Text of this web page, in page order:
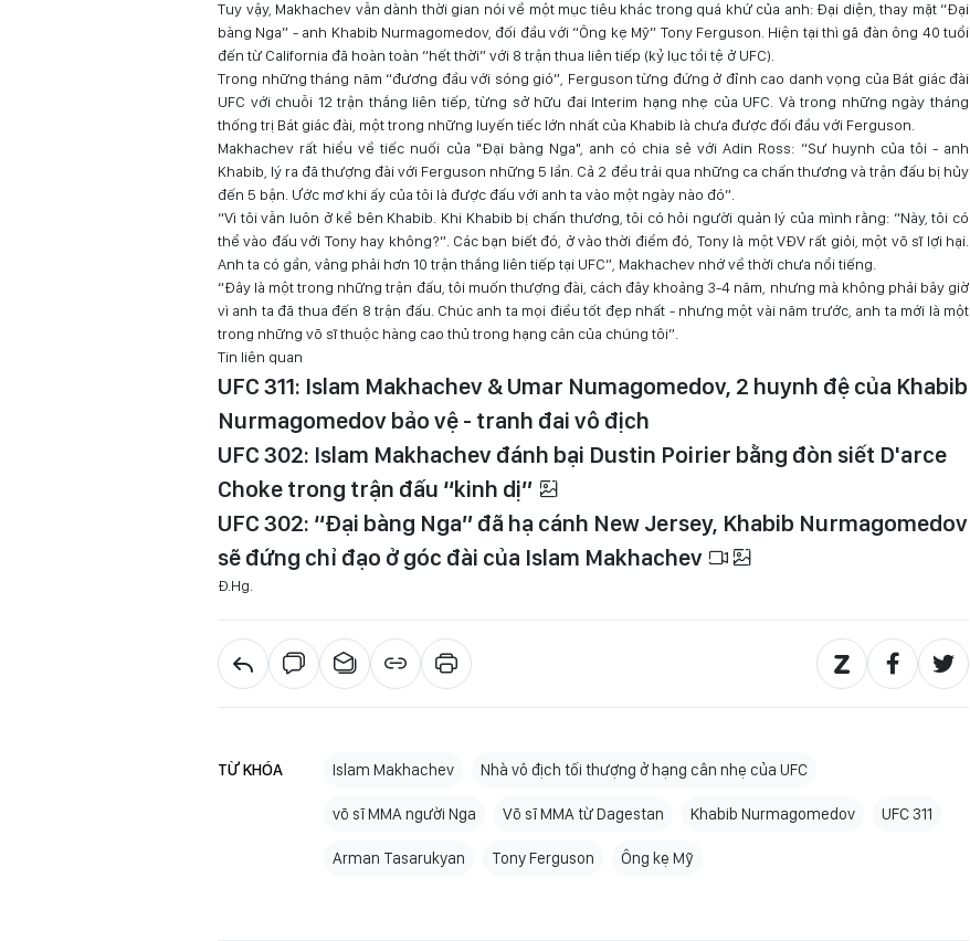
Tuy vậy, Makhachev vẫn dành thời gian nói về một mục tiêu khác trong quá khứ của anh: Đại diện, thay mặt “Đại
bàng Nga” - anh Khabib Nurmagomedov, đối đầu với “Ông kẹ Mỹ” Tony Ferguson. Hiện tại thì gã đàn ông 40 tuổi
đến từ California đã hoàn toàn “hết thời” với 8 trận thua liên tiếp (kỷ lục tồi tệ ở UFC).
Trong những tháng năm “đương đầu với sóng gió”, Ferguson từng đứng ở đỉnh cao danh vọng của Bát giác đài
UFC với chuỗi 12 trận thắng liên tiếp, từng sở hữu đai Interim hạng nhẹ của UFC. Và trong những ngày tháng
thống trị Bát giác đài, một trong những luyến tiếc lớn nhất của Khabib là chưa được đối đầu với Ferguson.
Makhachev rất hiểu về tiếc nuối của "Đại bàng Nga", anh có chia sẻ với Adin Ross: “Sư huynh của tôi - anh
Khabib, lý ra đã thượng đài với Ferguson những 5 lần. Cả 2 đều trải qua những ca chấn thương và trận đấu bị hủy
đến 5 bận. Ước mơ khi ấy của tôi là được đấu với anh ta vào một ngày nào đó”.
“Vì tôi vẫn luôn ở kề bên Khabib. Khi Khabib bị chấn thương, tôi có hỏi người quản lý của mình rằng: “Này, tôi có
thể vào đấu với Tony hay không?”. Các bạn biết đó, ở vào thời điểm đó, Tony là một VĐV rất giỏi, một võ sĩ lợi hại.
Anh ta có gần, vâng phải hơn 10 trận thắng liên tiếp tại UFC”, Makhachev nhớ về thời chưa nổi tiếng.
“Đây là một trong những trận đấu, tôi muốn thượng đài, cách đây khoảng 3-4 năm, nhưng mà không phải bây giờ
vì anh ta đã thua đến 8 trận đấu. Chúc anh ta mọi điều tốt đẹp nhất - nhưng một vài năm trước, anh ta mới là một
trong những võ sĩ thuộc hàng cao thủ trong hạng cân của chúng tôi”.
Tin liên quan
UFC 311: Islam Makhachev & Umar Numagomedov, 2 huynh đệ của Khabib
Nurmagomedov bảo vệ - tranh đai vô địch
UFC 302: Islam Makhachev đánh bại Dustin Poirier bằng đòn siết D'arce
Choke trong trận đấu “kinh dị”
UFC 302: “Đại bàng Nga” đã hạ cánh New Jersey, Khabib Nurmagomedov
sẽ đứng chỉ đạo ở góc đài của Islam Makhachev
Đ.Hg.
TỪ KHÓA Islam Makhachev Nhà vô địch tối thượng ở hạng cân nhẹ của UFC
võ sĩ MMA người Nga Võ sĩ MMA từ Dagestan Khabib Nurmagomedov UFC 311
Arman Tasarukyan Tony Ferguson Ông kẹ Mỹ